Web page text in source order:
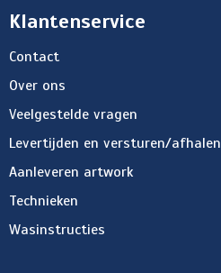
Klantenservice
Contact
Over ons
Veelgestelde vragen
Levertijden en versturen/afhalen
Aanleveren artwork
Technieken
Wasinstructies